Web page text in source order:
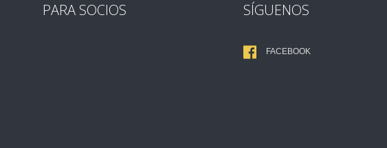
PARA SOCIOS SÍGUENOS
FACEBOOK